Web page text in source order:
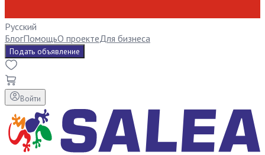
Русский
БлогПомощьО проектеДля бизнеса
Подать объявление
Войти